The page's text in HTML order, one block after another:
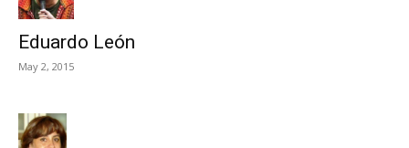
Eduardo León
May 2, 2015